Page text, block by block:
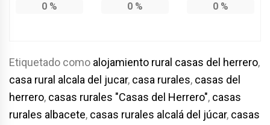
0% 0% 0%
Etiquetado como alojamiento rural casas del herrero,
casa rural alcala del jucar, casa rurales, casas del
herrero, casas rurales "Casas del Herrero", casas
rurales albacete, casas rurales alcalá del júcar, casas